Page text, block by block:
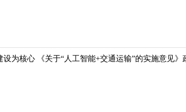
设为核心 《关于“人工智能+交通运输”的实施意见》